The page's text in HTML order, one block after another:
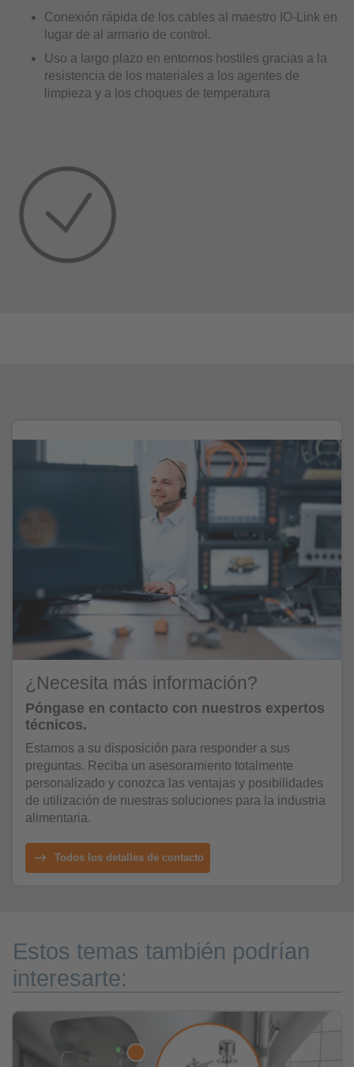
Conexión rápida de los cables al maestro IO-Link en
lugar de al armario de control.
Uso a largo plazo en entornos hostiles gracias a la
resistencia de los materiales a los agentes de
limpieza y a los choques de temperatura
¿Necesita más información?
Póngase en contacto con nuestros expertos
técnicos.
Estamos a su disposición para responder a sus
preguntas. Reciba un asesoramiento totalmente
personalizado y conozca las ventajas y posibilidades
de utilización de nuestras soluciones para la industria
alimentaria.
Todos los detalles de contacto
Estos temas también podrían
interesarte: